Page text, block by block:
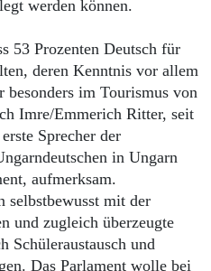
werden können.
53 Prozenten Deutsch für
deren Kenntnis vor allem
im Tourismus von
Imre/Emmerich Ritter, seit
Sprecher der
in Ungarn
aufmerksam.
selbstbewusst mit der
und zugleich überzeugte
Schüleraustausch und
Das Parlament wolle bei